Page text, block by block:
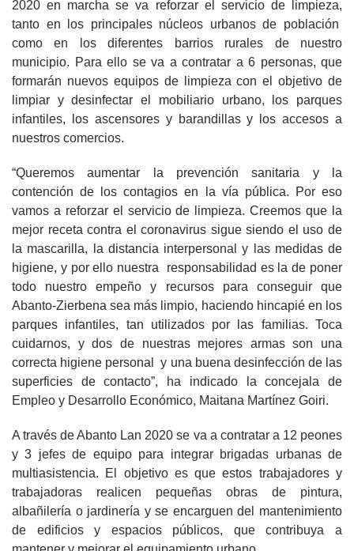
2020 en marcha se va reforzar el servicio de limpieza,
tanto en los principales núcleos urbanos de población
como en los diferentes barrios rurales de nuestro
municipio. Para ello se va a contratar a 6 personas, que
formarán nuevos equipos de limpieza con el objetivo de
limpiar y desinfectar el mobiliario urbano, los parques
infantiles, los ascensores y barandillas y los accesos a
nuestros comercios.
“Queremos aumentar la prevención sanitaria y la
contención de los contagios en la vía pública. Por eso
vamos a reforzar el servicio de limpieza. Creemos que la
mejor receta contra el coronavirus sigue siendo el uso de
la mascarilla, la distancia interpersonal y las medidas de
higiene, y por ello nuestra responsabilidad es la de poner
todo nuestro empeño y recursos para conseguir que
Abanto-Zierbena sea más limpio, haciendo hincapié en los
parques infantiles, tan utilizados por las familias. Toca
cuidarnos, y dos de nuestras mejores armas son una
correcta higiene personal y una buena desinfección de las
superficies de contacto”, ha indicado la concejala de
Empleo y Desarrollo Económico, Maitana Martínez Goiri.
A través de Abanto Lan 2020 se va a contratar a 12 peones
y 3 jefes de equipo para integrar brigadas urbanas de
multiasistencia. El objetivo es que estos trabajadores y
trabajadoras realicen pequeñas obras de pintura,
albañilería o jardinería y se encarguen del mantenimiento
de edificios y espacios públicos, que contribuya a